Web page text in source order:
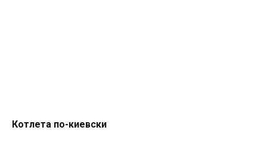
Котлета по-киевски